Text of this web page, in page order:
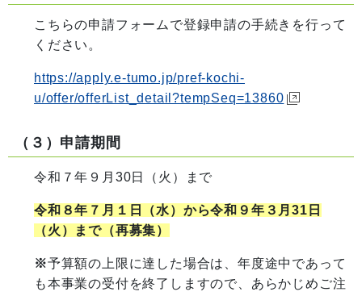
こちらの申請フォームで登録申請の手続きを行って
ください。
https://apply.e-tumo.jp/pref-kochi-
u/offer/offerList_detail?tempSeq=13860
（３）申請期間
令和７年９月30日（火）まで
令和８年７月１日（水）から令和９年３月31日
（火）まで（再募集）
※予算額の上限に達した場合は、年度途中であって
も本事業の受付を終了しますので、あらかじめご注